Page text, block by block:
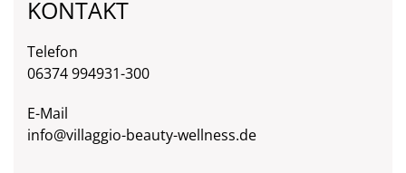
KONTAKT
Telefon
06374 994931-300
E-Mail
info@villaggio-beauty-wellness.de